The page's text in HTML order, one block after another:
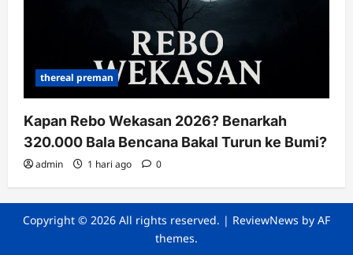
thereal preman
Kapan Rebo Wekasan 2026? Benarkah
320.000 Bala Bencana Bakal Turun ke Bumi?
admin 1 hari ago 0
Copyright © 2026 All rights reserved. | ReviewNews by AF
themes.